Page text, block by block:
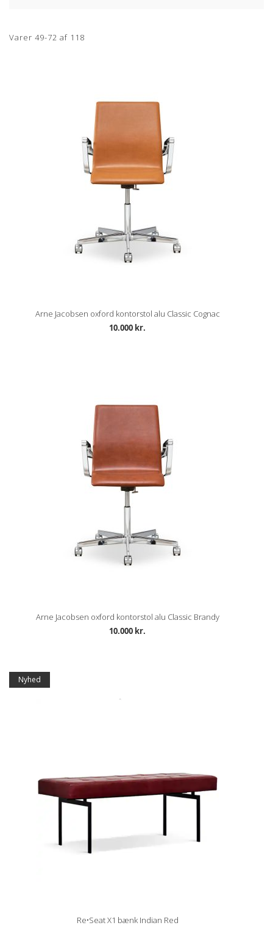
Varer 49-72 af 118
Arne Jacobsen oxford kontorstol alu Classic Cognac
10.000 kr.
Arne Jacobsen oxford kontorstol alu Classic Brandy
10.000 kr.
Tilbud
Nyhed
Re•Seat X1 bænk Indian Red